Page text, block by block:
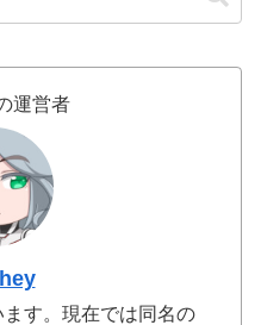
運営者
す。現在では同名の